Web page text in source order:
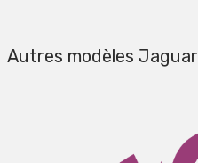
Autres modèles Jaguar